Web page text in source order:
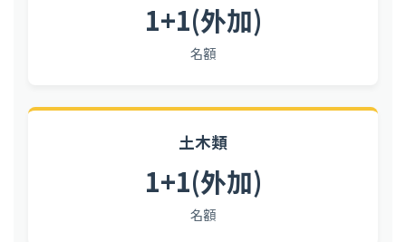
1+1(外加)
名額
土木類
1+1(外加)
名額